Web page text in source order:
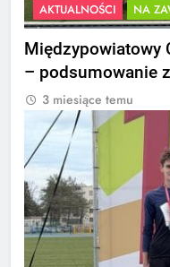
AKTUALNOŚCI NA
Międzypowiatowy
– podsumowanie
3 miesiące temu